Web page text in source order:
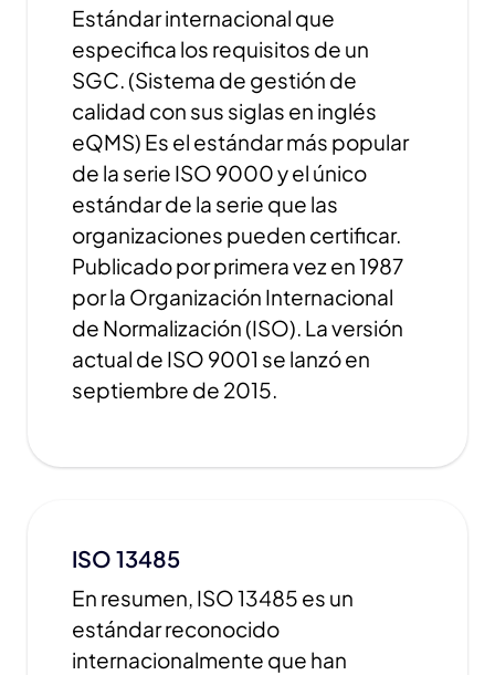
Estándar internacional que
especifica los requisitos de un
SGC. (Sistema de gestión de
calidad con sus siglas en inglés
eQMS) Es el estándar más popular
de la serie ISO 9000 y el único
estándar de la serie que las
organizaciones pueden certificar.
Publicado por primera vez en 1987
por la Organización Internacional
de Normalización (ISO). La versión
actual de ISO 9001 se lanzó en
septiembre de 2015.
ISO 13485
En resumen, ISO 13485 es un
estándar reconocido
internacionalmente que han